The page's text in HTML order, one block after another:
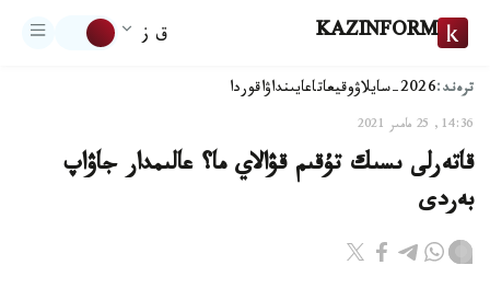
KAZINFORM ق ز
ترەند:2026-سايلاۋ وقيعاتاعايىنداۋاقوردا
14:36, 25 مامىر 2021
قاتەرلى ىسىك تۇقىم قۋالاي ما؟ عالىمدار جاۋاپ
بەردى